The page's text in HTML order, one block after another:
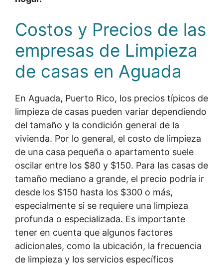
Costos y Precios de las
empresas de Limpieza
de casas en Aguada
En Aguada, Puerto Rico, los precios típicos de
limpieza de casas pueden variar dependiendo
del tamaño y la condición general de la
vivienda. Por lo general, el costo de limpieza
de una casa pequeña o apartamento suele
oscilar entre los $80 y $150. Para las casas de
tamaño mediano a grande, el precio podría ir
desde los $150 hasta los $300 o más,
especialmente si se requiere una limpieza
profunda o especializada. Es importante
tener en cuenta que algunos factores
adicionales, como la ubicación, la frecuencia
de limpieza y los servicios específicos